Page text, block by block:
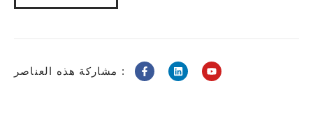
مشاركة هذه العناصر :